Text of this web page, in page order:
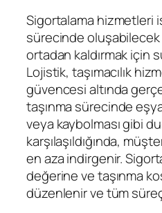
Sigortalama hizmetleri
sürecinde
ortadan kaldırmak için
Lojistik, taşımacılık
güvencesi altında
taşınma sürecinde
veya kaybolması gibi
karşılaşıldığında,
en aza indirgenir.
değerine ve taşınma
düzenlenir ve tüm